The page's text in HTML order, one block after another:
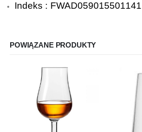
Indeks : FWAD059015501141
POWIĄZANE PRODUKTY